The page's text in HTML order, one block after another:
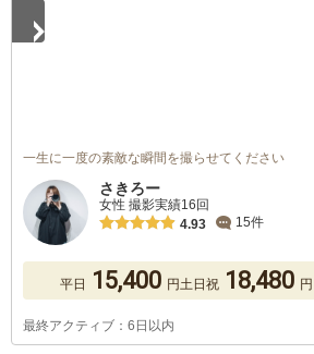
一生に一度の素敵な瞬間を撮らせてください
さきろー
女性 撮影実績16回
4.93
15件
平日 15,400 円土日祝 18,480 円
最終アクティブ：6日以内